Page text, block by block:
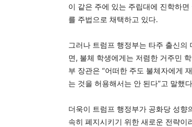
이 같은 주에 있는 주립대에 진학하
를 주법으로 채택하고 있다.
그러나 트럼프 행정부는 타주 출신
면, 불체 학생에게는 저렴한 거주민
부 장관은 “어떠한 주도 불체자에게
는 것을 허용해서는 안 된다”고 말했
더욱이 트럼프 행정부가 공화당 성
속히 폐지시키기 위한 새로운 전략이